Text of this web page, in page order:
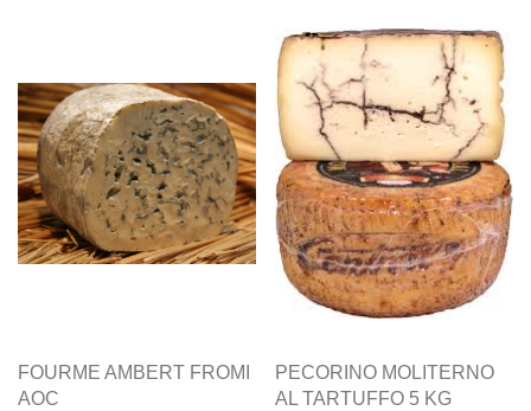
FOURME AMBERT FROMI
AOC
PECORINO MOLITERNO
AL TARTUFFO 5 KG